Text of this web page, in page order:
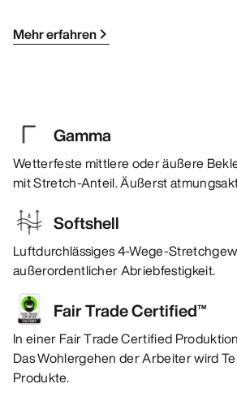
Mehr erfahren
Gamma
Wetterfeste mittlere oder äußere
mit Stretch-Anteil. Äußerst
Softshell
Luftdurchlässiges 4-Wege-
außerordentlicher Abriebfestigkeit.
Fair Trade Certified™
In einer Fair Trade Certified
Das Wohlergehen der Arbeiter wird
Produkte.